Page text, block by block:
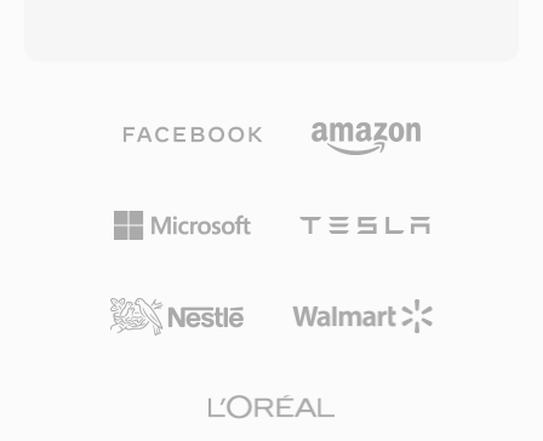
ます。FLACなどの新しいコーデックがロスレス
オーディオの市場でより大きなシェアを獲得しま
評価するユーザーに使い続けられています。
から510 kbpsのビットレート、最大48 kHzのサ
イズをサポートし、主流のオーディオコーデック
の中で最も低いアルゴリズム遅延を実現していま
す。完全にロイヤリティフリーかつオープンソー
ビットレートで透明な品質を達成し、同等のレー